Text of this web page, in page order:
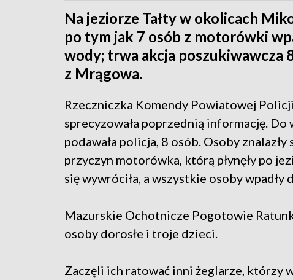
Na jeziorze Tałty w okolicach
po tym jak 7 osób z motorówki
wody; trwa akcja poszukiwawcza
z Mrągowa.
Rzeczniczka Komendy Powiatowej
sprecyzowała poprzednią informację. Do
podawała policja, 8 osób. Osoby
przyczyn motorówka, którą płynęły po
się wywróciła, a wszystkie osoby wpadły
Mazurskie Ochotnicze Pogotowie
osoby dorosłe i troje dzieci.
Zaczęli ich ratować inni żeglarze, którzy